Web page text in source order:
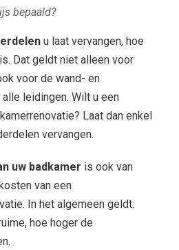
bepaald?
u laat vervangen, hoe
Dat geldt niet alleen voor
voor de wand- en
leidingen. Wilt u een
Laat dan enkel
vervangen.
uw badkamer is ook van
van een
In het algemeen geldt:
hoe hoger de